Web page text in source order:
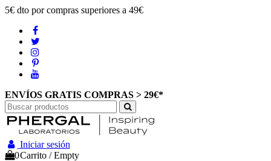
5€ dto por compras superiores a 49€
ENVÍOS GRATIS COMPRAS > 29€*
Iniciar sesión
0Carrito /Empty